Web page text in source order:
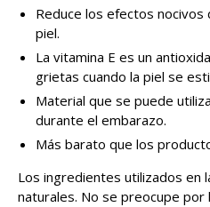
Reduce los efectos nocivos
piel.
La vitamina E es un
grietas cuando la piel se
Material que se puede
durante el embarazo.
Más barato que los
Los ingredientes utilizados en
naturales. No se preocupe por